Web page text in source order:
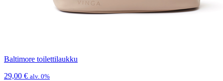
Baltimore toilettilaukku
29,00 € alv. 0%